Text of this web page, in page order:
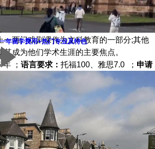
学院欢迎所有宾大本科生来上课并参与制
一两门戏剧课作为文科教育的一部分;其他
其成为他们学术生涯的主要焦点。
； 语言要求： 托福100、雅思7.0 ； 申请
日 常规：1月5日
请，需要提交成绩单、学校报告、推荐信、
成绩、托福成绩。
戏剧研究的所有领域提供全方位的课程，其
、设计、戏剧史、戏剧文学、表演理论、剧
剧等和许多其他专业主题一样。
年留学费用+热门专业及特色